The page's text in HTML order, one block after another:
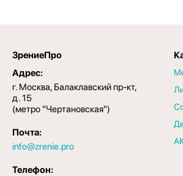
ЗрениеПро
Адрес:
г. Москва, Балаклавский пр-кт,
д. 15
(метро "Чертановская")
Почта:
info@zrenie.pro
Телефон: